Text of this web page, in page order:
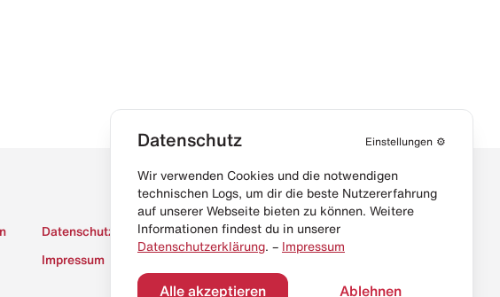
Datenschutz
Impressum
Datenschutz Einstellungen ⚙️
Wir verwenden Cookies und die notwendigen
technischen Logs, um dir die beste Nutzererfahrung
auf unserer Webseite bieten zu können. Weitere
Informationen findest du in unserer
Datenschutzerklärung. – Impressum
Alle akzeptieren Ablehnen